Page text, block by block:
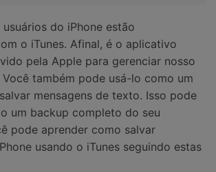
do iPhone estão
o iTunes. Afinal, é o aplicativo
pela Apple para gerenciar nosso
também pode usá-lo como um
mensagens de texto. Isso pode
um backup completo do seu
pode aprender como salvar
usando o iTunes seguindo estas